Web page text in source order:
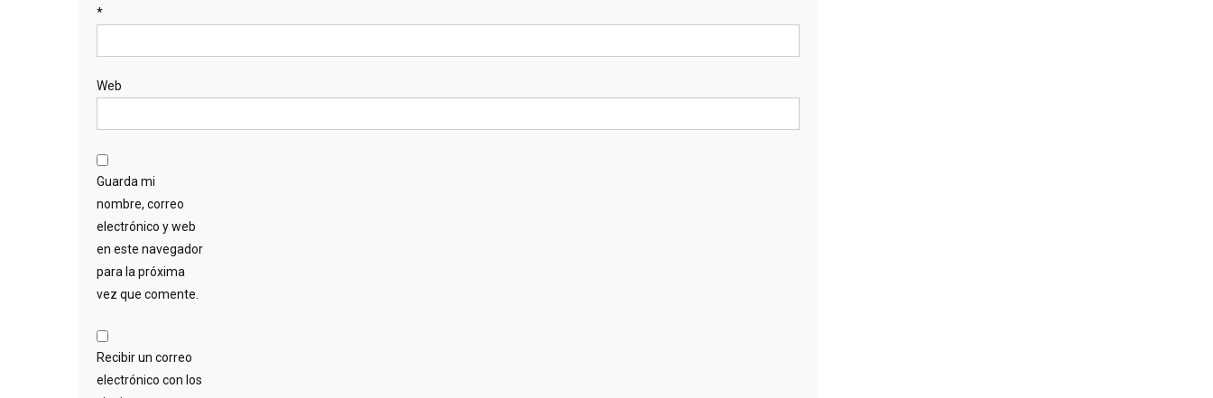
*
Web
Guarda mi
nombre, correo
electrónico y web
en este navegador
para la próxima
vez que comente.
Recibir un correo
electrónico con los